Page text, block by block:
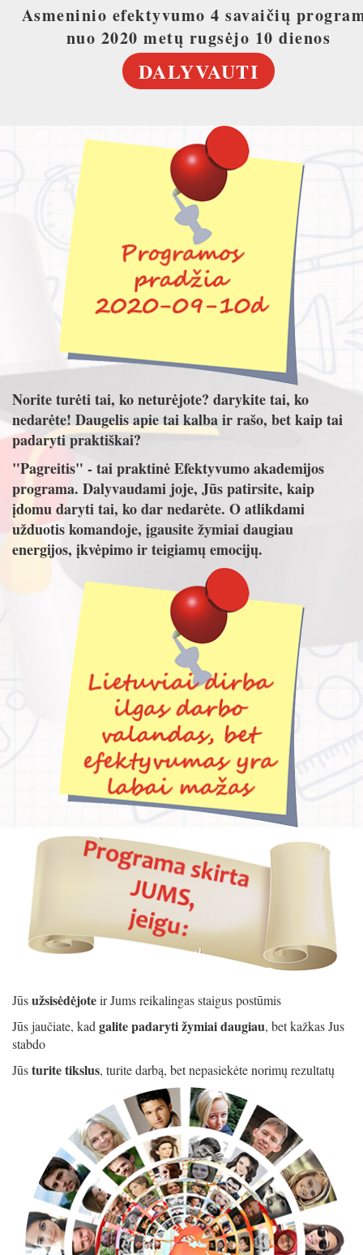
Asmeninio efektyvumo 4 savaičių
nuo 2020 metų rugsėjo 10 dienos
DALYVAUTI
Norite turėti tai, ko neturėjote? darykite tai, ko
nedarėte! Daugelis apie tai kalba ir rašo, bet kaip tai
padaryti praktiškai?
"Pagreitis" - tai praktinė Efektyvumo akademijos
programa. Dalyvaudami joje, Jūs patirsite, kaip
įdomu daryti tai, ko dar nedarėte. O atlikdami
užduotis komandoje, įgausite žymiai daugiau
energijos, įkvėpimo ir teigiamų emocijų.
Jūsužsisėdėjoteir Jums reikalingas staigus postūmis
Jūs jaučiate, kad galite padaryti žymiai daugiau, bet kažkas Jus
stabdo
Jūsturite tikslus, turite darbą, bet nepasiekėte norimų rezultatų